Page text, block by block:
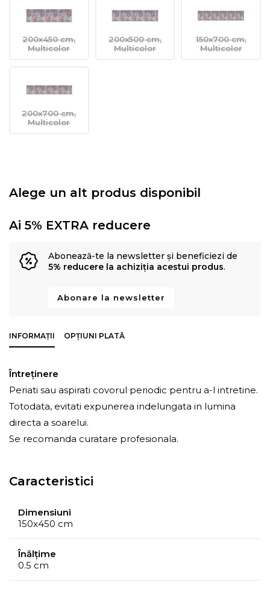
200x450 cm,
Multicolor
200x500 cm,
Multicolor
150x700 cm,
Multicolor
200x700 cm,
Multicolor
Alege un alt produs disponibil
Ai 5% EXTRA reducere
Abonează-te la newsletter și beneficiezi de
5% reducere la achiziția acestui produs.
Abonare la newsletter
INFORMAȚII OPȚIUNI PLATĂ
Întreţinere
Periati sau aspirati covorul periodic pentru a-l intretine.
Totodata, evitati expunerea indelungata in lumina
directa a soarelui.
Se recomanda curatare profesionala.
Caracteristici
Dimensiuni
150x450 cm
Înălțime
0.5 cm